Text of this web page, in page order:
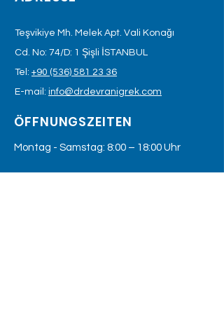
Teşvikiye Mh. Melek Apt. Vali Konağı
Cd. No: 74/D: 1 Şişli İSTANBUL
Tel: +90 (536) 581 23 36
E-mail: info@drdevranigrek.com
ÖFFNUNGSZEITEN
Montag - Samstag: 8:00 – 18:00 Uhr